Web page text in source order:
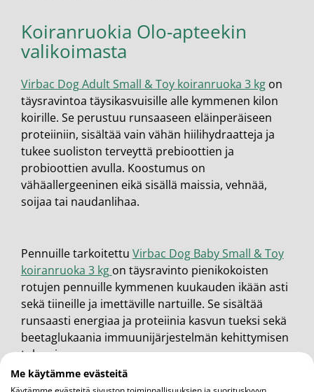
Koiranruokia Olo-apteekin
valikoimasta
Virbac Dog Adult Small & Toy koiranruoka 3 kgon
täysravintoa täysikasvuisille alle kymmenen kilon
koirille. Se perustuu runsaaseen eläinperäiseen
proteiiniin, sisältää vain vähän hiilihydraatteja ja
tukee suoliston terveyttä prebioottien ja
probioottien avulla. Koostumus on
vähäallergeeninen eikä sisällä maissia, vehnää,
soijaa tai naudanlihaa.
Pennuille tarkoitettu Virbac Dog Baby Small & Toy
koiranruoka 3 kg on täysravinto pienikokoisten
rotujen pennuille kymmenen kuukauden ikään asti
sekä tiineille ja imettäville nartuille. Se sisältää
runsaasti energiaa ja proteiinia kasvun tueksi sekä
beetaglukaania immuunijärjestelmän kehittymisen
tukemiseen.
Me käytämme evästeitä